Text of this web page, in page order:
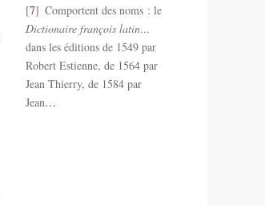
7
Comportent des noms : le
Dictionaire françois latin...
dans les éditions de 1549 par
Robert Estienne, de 1564 par
Jean Thierry, de 1584 par
Jean…